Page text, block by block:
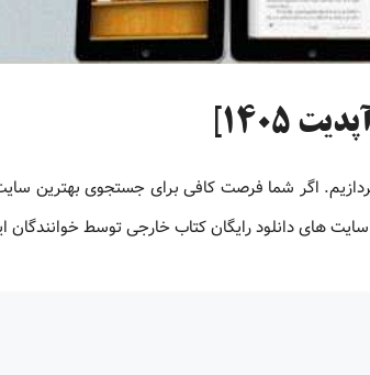
1405]
اگر شما فرصت کافی برای جستجوی بهترین
سایت های دانلود رایگان کتاب خارجی توسط